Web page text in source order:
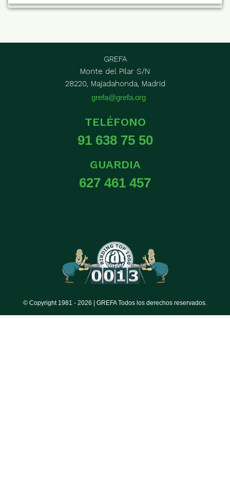
GREFA
Monte del Pilar S/N
28220, Majadahonda, Madrid
grefa@grefa.org
TELÉFONO
91 638 75 50
GUARDIA
627 461 457
© Copyright 1981 - 2026 | GREFA Todos los derechos reservados.